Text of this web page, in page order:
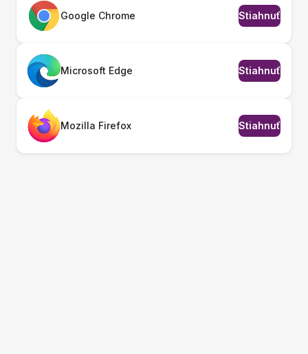
Google Chrome Stiahnuť
Microsoft Edge Stiahnuť
Mozilla Firefox Stiahnuť